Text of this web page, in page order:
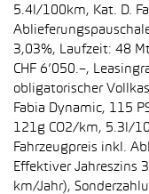
5.4l/100km, Kat. D.
3,03%, Laufzeit: 48
CHF 6’050.–,
obligatorischer
Fabia Dynamic, 115
121g CO2/km, 5.3l/
Fahrzeugpreis inkl.
Effektiver Jahreszins
km/Jahr),